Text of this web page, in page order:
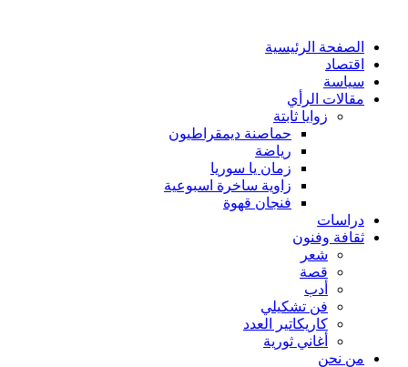
الصفحة الرئيسية
اقتصاد
سياسة
مقالات الرأي
زوايا ثابتة
حماصنة ديمقراطيون
رياضة
زمان يا سوريا
زاوية ساخرة اسبوعية
فنجان قهوة
دراسات
ثقافة وفنون
شعر
قصة
أدب
فن تشكيلي
كاريكاتير العدد
أغاني ثورية
من نحن